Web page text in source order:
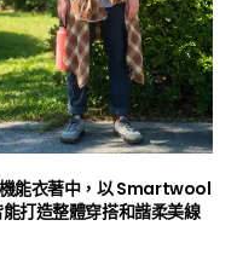
能衣著中，以 Smartwool
打造整體穿搭和諧柔美線